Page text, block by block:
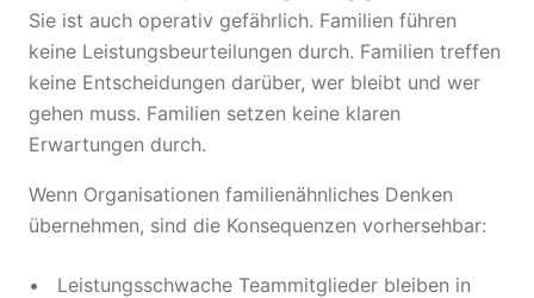
Sie ist auch operativ gefährlich. Familien führen
keine Leistungsbeurteilungen durch. Familien treffen
keine Entscheidungen darüber, wer bleibt und wer
gehen muss. Familien setzen keine klaren
Erwartungen durch.
Wenn Organisationen familienähnliches Denken
übernehmen, sind die Konsequenzen vorhersehbar:
Leistungsschwache Teammitglieder bleiben in